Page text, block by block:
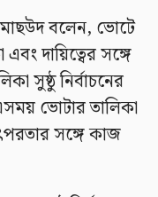
মাছউদ বলেন, ভোটে
দায়িত্বের সঙ্গে
সুষ্ঠু নির্বাচনের
ভোটার তালিকা
সঙ্গে কাজ